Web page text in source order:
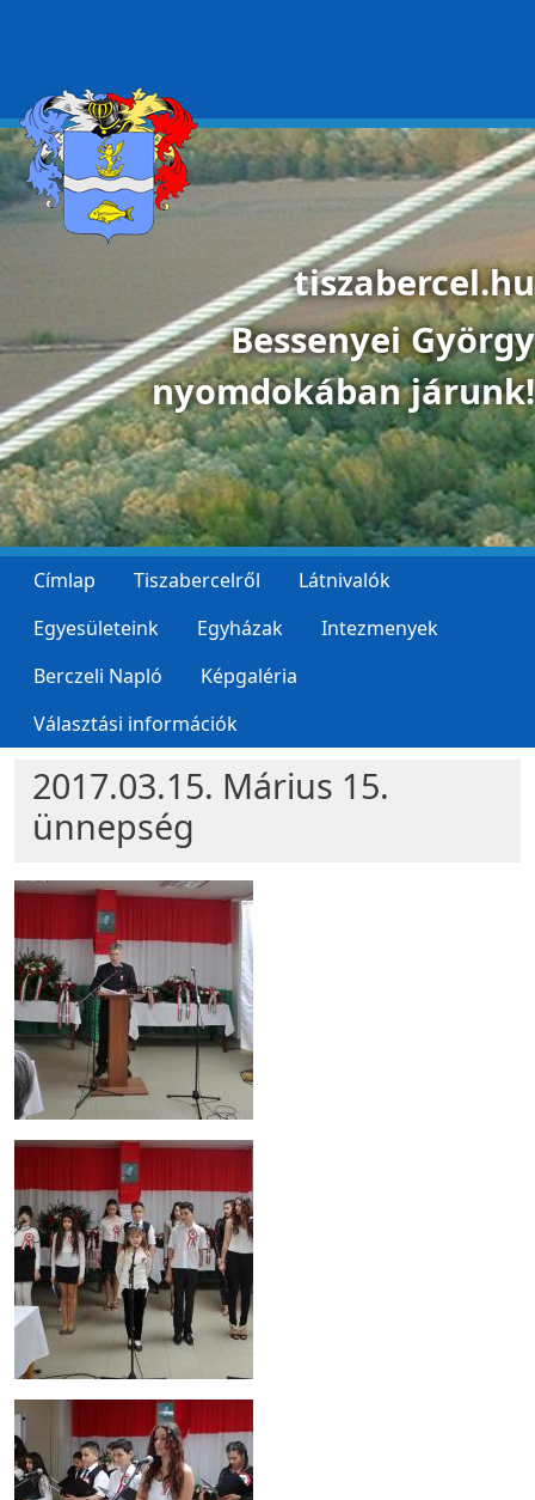
tiszabercel.hu
Bessenyei György
nyomdokában járunk!
Címlap Tiszabercelről
Látnivalók
Egyesületeink
Egyházak
Intezmenyek
Berczeli Napló
Képgaléria
Választási információk
2017.03.15. Márius 15.
ünnepség